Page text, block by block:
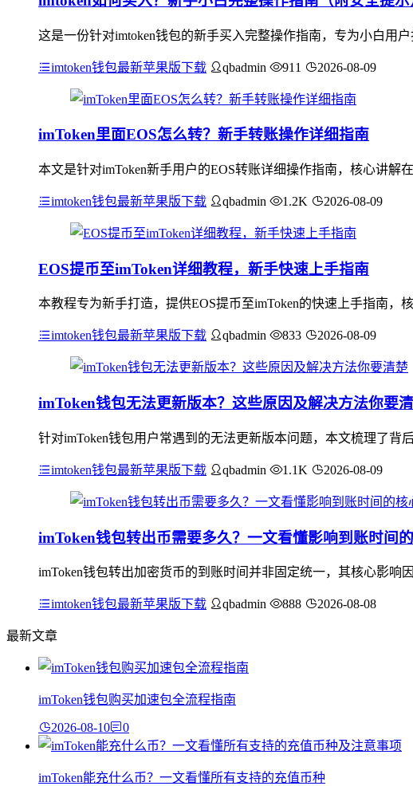
这是一份针对imtoken钱包的新手买入完整操作指南，专为小白用
imtoken钱包最新苹果版下载 qbadmin 911 2026-08-09
imToken里面EOS怎么转？新手转账操作详细指南
本文是针对imToken新手用户的EOS转账详细操作指南，核心讲解
imtoken钱包最新苹果版下载 qbadmin 1.2K 2026-08-09
EOS提币至imToken详细教程，新手快速上手指南
本教程专为新手打造，提供EOS提币至imToken的快速上手指南，
imtoken钱包最新苹果版下载 qbadmin 833 2026-08-09
imToken钱包无法更新版本？这些原因及解决方法你要
针对imToken钱包用户常遇到的无法更新版本问题，本文梳理了
imtoken钱包最新苹果版下载 qbadmin 1.1K 2026-08-09
imToken钱包转出币需要多久？一文看懂影响到账时间
imToken钱包转出加密货币的到账时间并非固定统一，其核心影
imtoken钱包最新苹果版下载 qbadmin 888 2026-08-08
最新文章
imToken钱包购买加速包全流程指南
2026-08-10 0
imToken能充什么币？一文看懂所有支持的充值币种